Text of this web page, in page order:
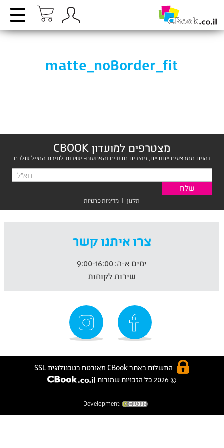
matte_noBorder_fit
מצטרפים למועדון CBOOK
נהנים ממבצעים ייחודיים, מוצרים חדשים והפתעות- ישירות לתיבת המייל שלכם
תקנון | מדיניות פרטיות
צרו איתנו קשר
ימים א-ה:
שירות לקוחות
התשלום באתר CBook מאובטח בטכנולוגית SSL
© 2026 כל הזכויות שמורות
Development: